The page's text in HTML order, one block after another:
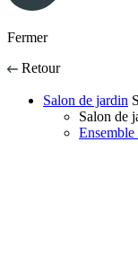
Fermer
Retour
Salon de jardin
Salon de